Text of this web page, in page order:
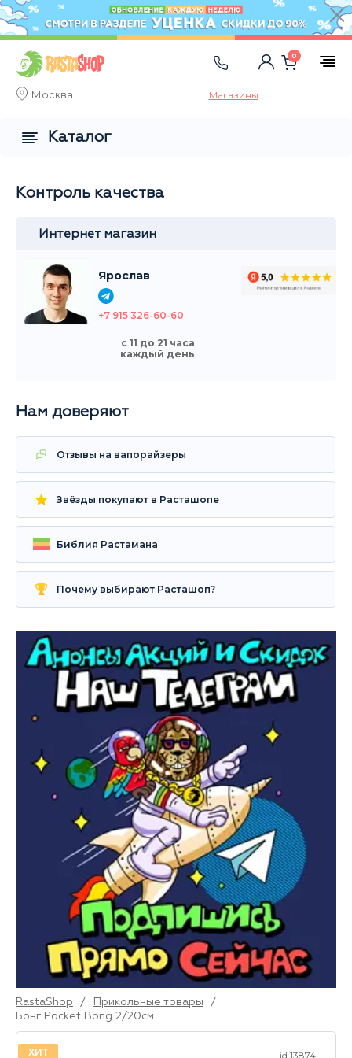
Москва Магазины
0
Контроль качества
Интернет магазин
Ярослав
+7 915 326-60-60
с 11 до 21 часа
каждый день
Нам доверяют
Отзывы на вапорайзеры
Звёзды покупают в Расташопе
Библия Растамана
Почему выбирают Расташоп?
Каталог
RastaShop / Прикольные товары
/
Бонг Pocket Bong 2/20см
id 13874
ХИТ